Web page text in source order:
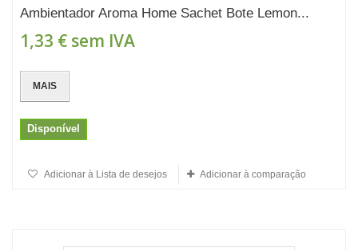
Ambientador Aroma Home Sachet Bote Lemon...
1,33 € sem IVA
MAIS
Disponível
Adicionar à Lista de desejos Adicionar à comparação